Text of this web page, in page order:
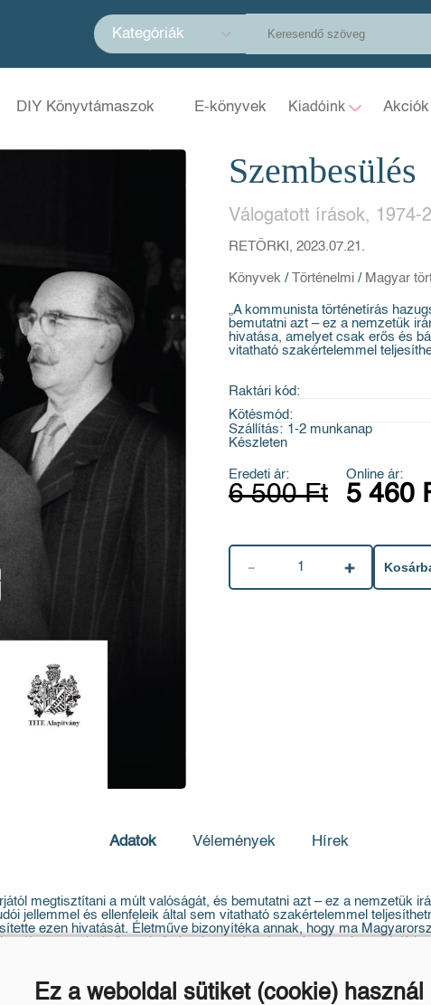
Kategóriák
DIY Könyvtámaszok E-könyvek Kiadóink Akciók
Szembesülés
Válogatott írások, 1974-
RETÖRKI, 2023.07.21.
Könyvek / Történelmi / Magyar
„A kommunista történetírás
bemutatni azt – ez a nemzetük
hivatása, amelyet csak erős és
vitatható szakértelemmel
Raktári kód:
Kötésmód:
Szállítás: 1-2 munkanap
Készleten
Eredeti ár:
6 500 Ft
Online ár:
5 460
1
Adatok Vélemények Hírek
megtisztítani a múlt valóságát, és bemutatni azt – ez a nemzetük
jellemmel és ellenfeleik által sem vitatható szakértelemmel
ezen hivatását. Életműve bizonyítéka annak, hogy ma
nemzeti nézőpontú történeti narratíva; hogy úgy és olyannak
tényanyaga, világossága mutatja.
tűnt egy olyan korban, amelyben M. Kiss Sándor
történelemtudományt szolgálta emberséggel, bátorsággal,
Ez a weboldal sütiket (cookie) használ